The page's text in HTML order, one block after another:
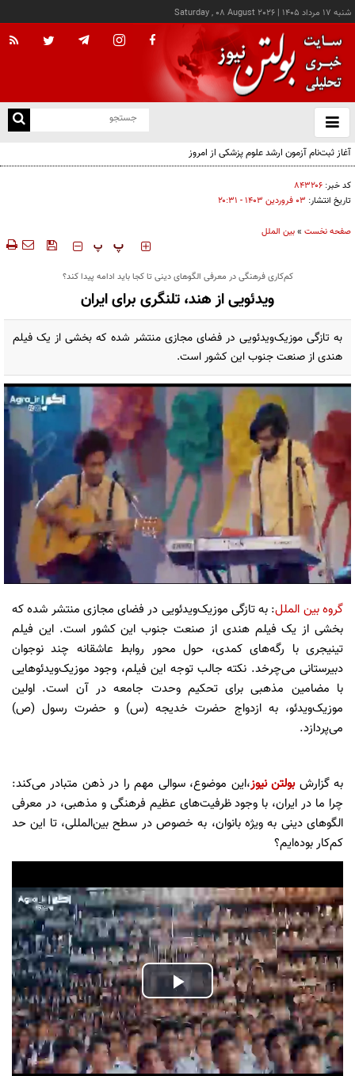
شنبه ۱۷ مرداد ۱۴۰۵ |
Saturday , 08 August 2026
باز
و
آغاز ثبت‌نام آزمون ارشد علوم پزشکی از امروز
کد خبر: ۸۴۳۲۰۶
تاریخ انتشار: ۰۳ فروردين ۱۴۰۳ - ۲۰:۳۱
صفحه نخست »بین الملل
‍‍‍ پ پ
کم‌کاری فرهنگی در معرفی الگوهای دینی تا کجا باید ادامه پیدا کند؟
ویدئویی از هند، تلنگری برای ایران
به تازگی موزیک‌ویدئویی در فضای مجازی منتشر شده که بخشی از یک فیلم
هندی از صنعت جنوب این کشور است.
گروه بین الملل: به تازگی موزیک‌ویدئویی در فضای مجازی منتشر شده که
بخشی از یک فیلم هندی از صنعت جنوب این کشور است. این فیلم
تینیجری با رگه‌های کمدی، حول محور روابط عاشقانه چند نوجوان
دبیرستانی می‌چرخد. نکته جالب توجه این فیلم، وجود موزیک‌ویدئوهایی
با مضامین مذهبی برای تحکیم وحدت جامعه در آن است. اولین
موزیک‌ویدئو، به ازدواج حضرت خدیجه (س) و حضرت رسول (ص)
می‌پردازد.
به گزارشبولتن نیوز،این موضوع، سوالی مهم را در ذهن متبادر می‌کند:
چرا ما در ایران، با وجود ظرفیت‌های عظیم فرهنگی و مذهبی، در معرفی
الگوهای دینی به ویژه بانوان، به خصوص در سطح بین‌المللی، تا این حد
کم‌کار بوده‌ایم؟
Play
Video